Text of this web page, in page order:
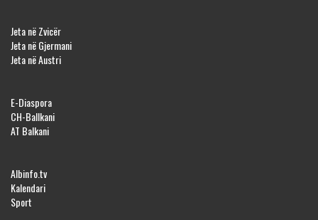
Jeta në Zvicër
Jeta në Gjermani
Jeta në Austri
E-Diaspora
CH-Ballkani
AT Balkani
Albinfo.tv
Kalendari
Sport